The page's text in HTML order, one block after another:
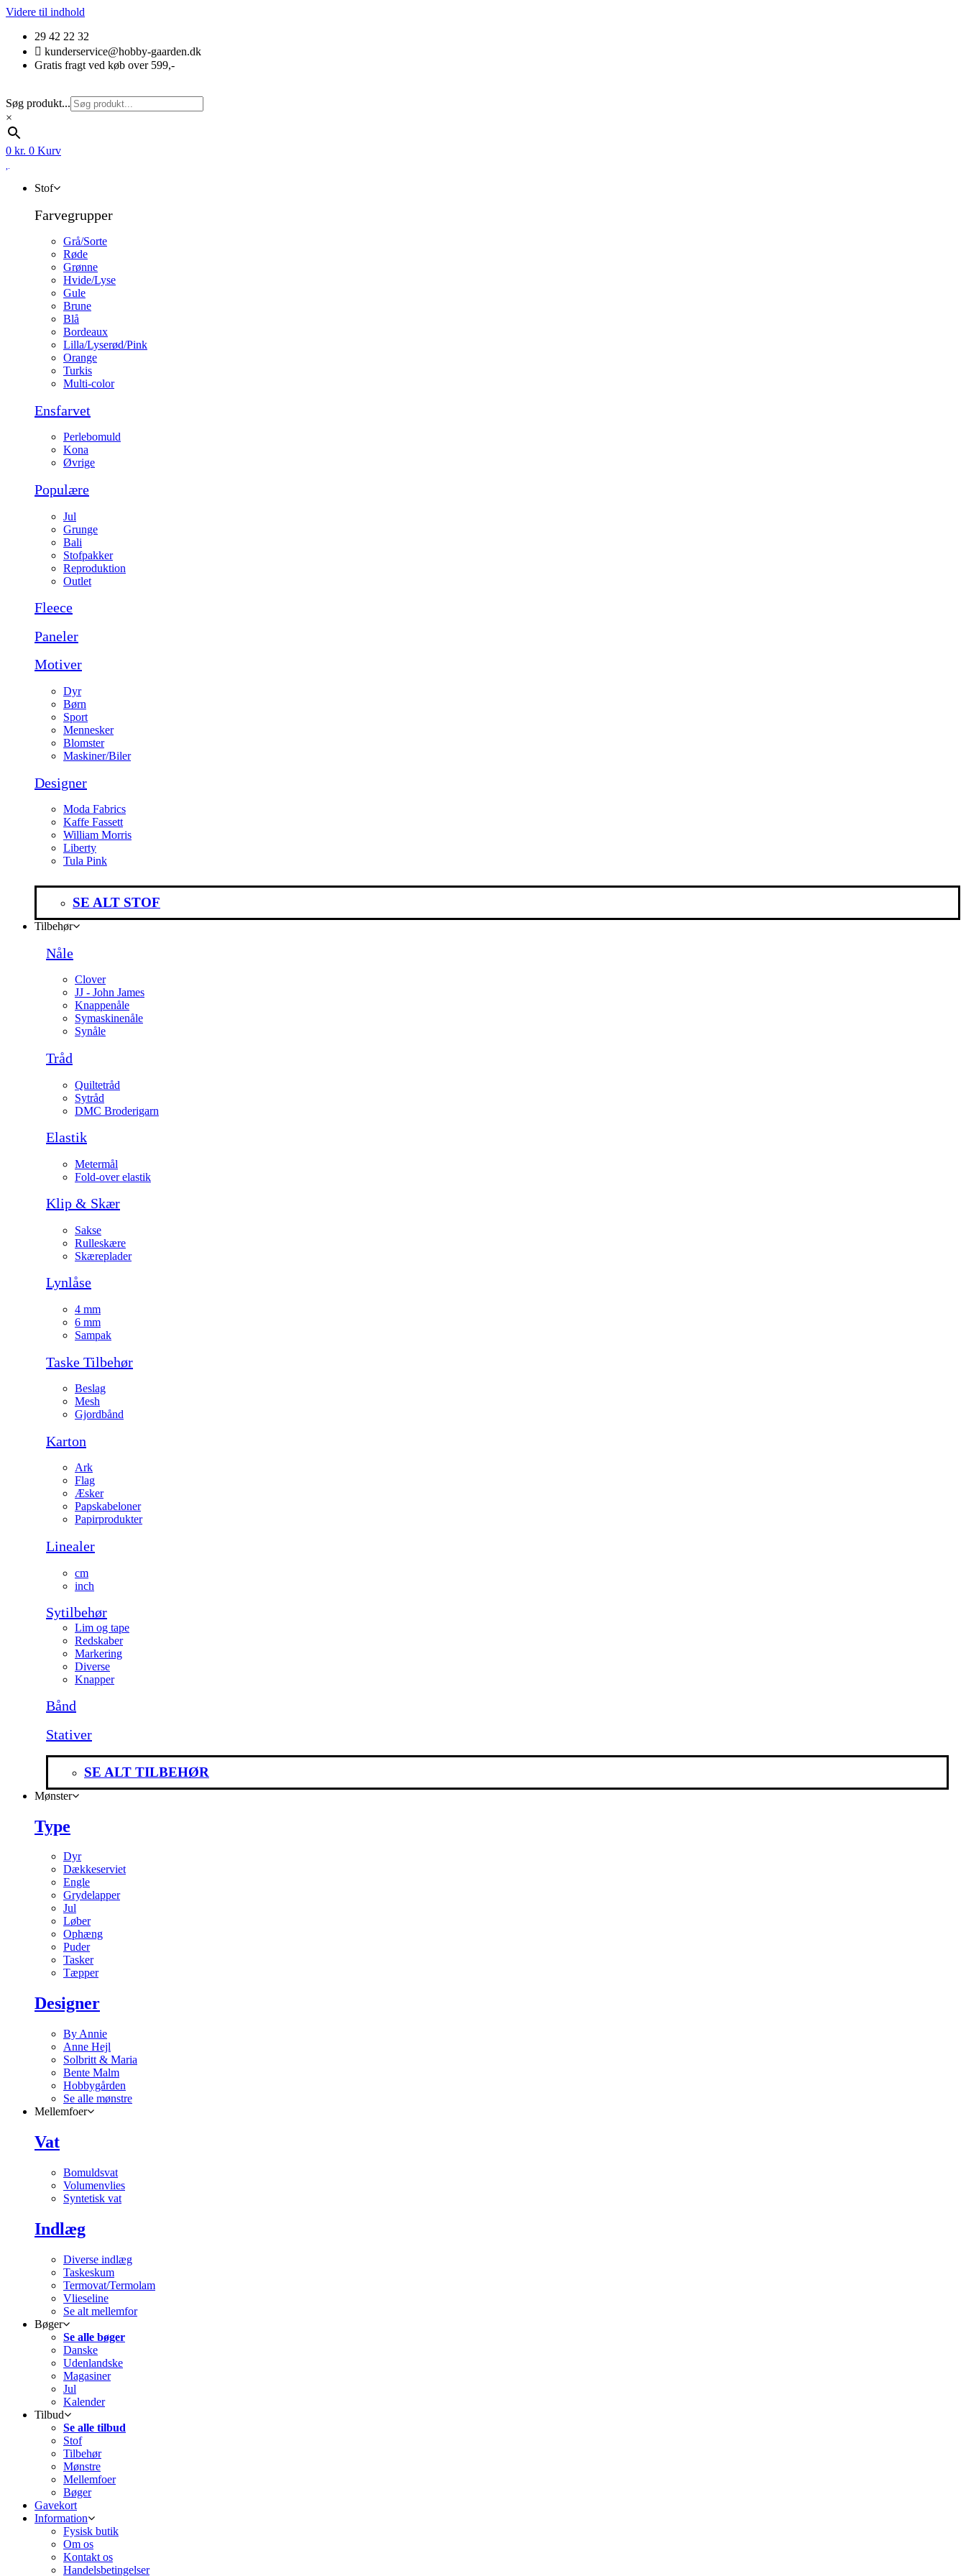
Videre til indhold
29 42 22 32
kunderservice@hobby-gaarden.dk
Gratis fragt ved køb over 599,-
Søg produkt...
×
0 kr. 0 Kurv
Stof
Farvegrupper
Grå/Sorte
Røde
Grønne
Hvide/Lyse
Gule
Brune
Blå
Bordeaux
Lilla/Lyserød/Pink
Orange
Turkis
Multi-color
Ensfarvet
Perlebomuld
Kona
Øvrige
Populære
Jul
Grunge
Bali
Stofpakker
Reproduktion
Outlet
Fleece
Paneler
Motiver
Dyr
Børn
Sport
Mennesker
Blomster
Maskiner/Biler
Designer
Moda Fabrics
Kaffe Fassett
William Morris
Liberty
Tula Pink
SE ALT STOF
Tilbehør
Nåle
Clover
JJ - John James
Knappenåle
Symaskinenåle
Synåle
Tråd
Quiltetråd
Sytråd
DMC Broderigarn
Elastik
Metermål
Fold-over elastik
Klip & Skær
Sakse
Rulleskære
Skæreplader
Lynlåse
4 mm
6 mm
Sampak
Taske Tilbehør
Beslag
Mesh
Gjordbånd
Karton
Ark
Flag
Æsker
Papskabeloner
Papirprodukter
Linealer
cm
inch
Sytilbehør
Lim og tape
Redskaber
Markering
Diverse
Knapper
Bånd
Stativer
SE ALT TILBEHØR
Mønster
Type
Dyr
Dækkeserviet
Engle
Grydelapper
Jul
Løber
Ophæng
Puder
Tasker
Tæpper
Designer
By Annie
Anne Hejl
Solbritt & Maria
Bente Malm
Hobbygården
Se alle mønstre
Mellemfoer
Vat
Bomuldsvat
Volumenvlies
Syntetisk vat
Indlæg
Diverse indlæg
Taskeskum
Termovat/Termolam
Vlieseline
Se alt mellemfor
Bøger
Se alle bøger
Danske
Udenlandske
Magasiner
Jul
Kalender
Tilbud
Se alle tilbud
Stof
Tilbehør
Mønstre
Mellemfoer
Bøger
Gavekort
Information
Fysisk butik
Om os
Kontakt os
Handelsbetingelser